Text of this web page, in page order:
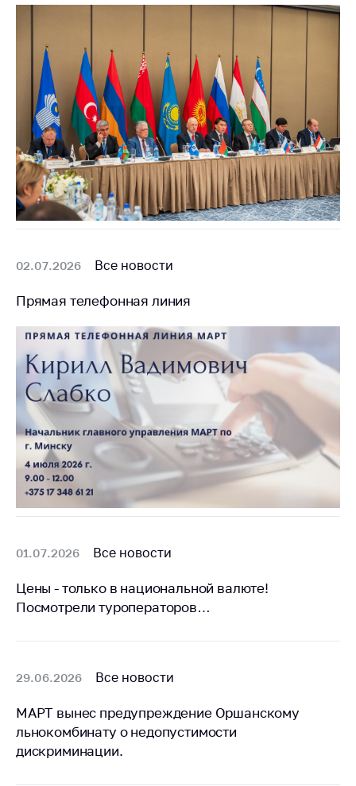
02.07.2026 Все новости
Прямая телефонная линия
01.07.2026 Все новости
Цены - только в национальной валюте!
Посмотрели туроператоров…
29.06.2026 Все новости
МАРТ вынес предупреждение Оршанскому
льнокомбинату о недопустимости
дискриминации.